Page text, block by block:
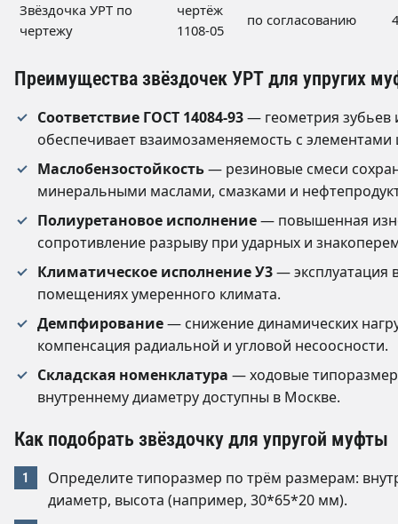
Звёздочка УРТ по
чертежу
чертёж
1108-05
по согласованию
Преимущества звёздочек УРТ для упругих
Соответствие ГОСТ 14084-93— геометрия зубьев
обеспечивает взаимозаменяемость с
Маслобензостойкость— резиновые смеси
минеральными маслами, смазками и
Полиуретановое исполнение— повышенная
сопротивление разрыву при ударных и
Климатическое исполнение У3— эксплуатация
помещениях умеренного климата.
Демпфирование— снижение динамических
компенсация радиальной и угловой несоосности.
Складская номенклатура — ходовые
внутреннему диаметру доступны в Москве.
Как подобрать звёздочку для упругой муфты
Определите типоразмер по трём размерам:
диаметр, высота (например, 30*65*20 мм).